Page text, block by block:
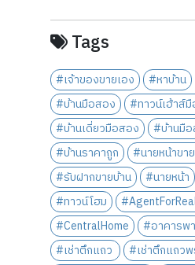
Tags
#เจ้าของขายเอง #หาบ้าน
#บ้านมือสอง
#ทาวน์เฮ้าส์
#บ้านเดี่ยวมือสอง
#บ้านมื
#บ้านราคาถูก
#นายหน้าขา
#รับฝากขายบ้าน
#นายหน้า
#ทาวน์โฮม
#CentralHome
#อาคารพ
#เช่าตึกแถว
#เช่าตึกแถวพ